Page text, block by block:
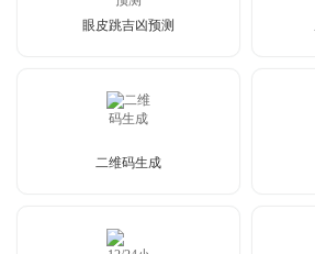
眼皮跳吉凶预测
二维码生成